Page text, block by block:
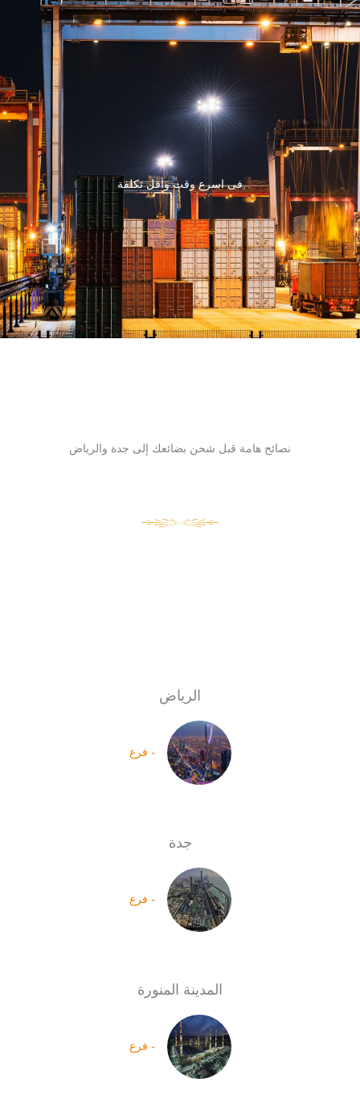
فى اسرع وقت واقل تكلفة
نصائح هامة قبل شحن بضائعك إلى جدة والرياض
الرياض
- فرع
جدة
- فرع
المدينة المنورة
- فرع